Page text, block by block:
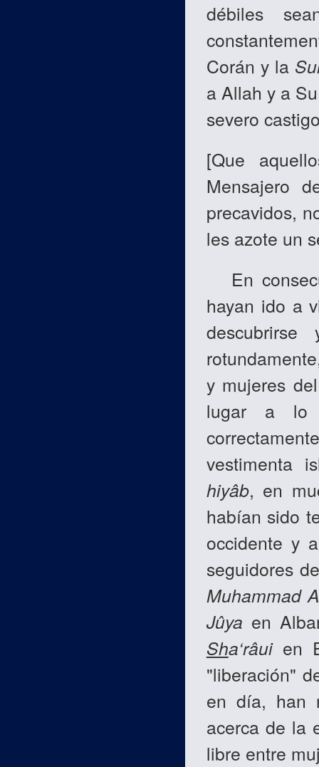
débiles
Corán y la
a Allah y a
severo
[Que
Mensajero
precavidos,
les azote un
En
hayan ido a
y mujeres
lugar a lo
vestimenta
hiyâb, en
habían sido
occidente y
seguidores
Muhammad
Jûya en
Sha‘râuien
"liberación"
en día, han
acerca de la
libre entre